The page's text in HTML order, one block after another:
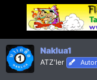
o
n
e
n
:
Naklua1
ATZ'ler Autor